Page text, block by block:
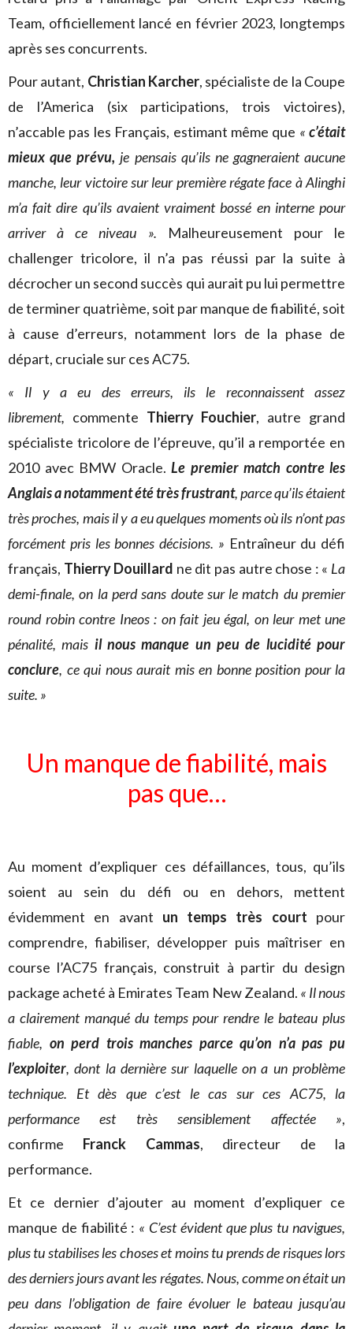
Team, officiellement lancé en février 2023, longtemps
après ses concurrents.
Pour autant, Christian Karcher, spécialiste de la Coupe
de l’America (six participations, trois victoires),
n’accable pas les Français, estimant même que « c’était
mieux que prévu, je pensais qu’ils ne gagneraient aucune
manche, leur victoire sur leur première régate face à Alinghi
m’a fait dire qu’ils avaient vraiment bossé en interne pour
arriver à ce niveau ».
Malheureusement pour le
challenger tricolore, il n’a pas réussi par la suite à
décrocher un second succès qui aurait pu lui permettre
de terminer quatrième, soit par manque de fiabilité, soit
à cause d’erreurs, notamment lors de la phase de
départ, cruciale sur ces AC75.
« Il y a eu des erreurs, ils le reconnaissent assez
librement, commente Thierry Fouchier, autre grand
spécialiste tricolore de l’épreuve, qu’il a remportée en
2010 avec BMW Oracle. Le premier match contre les
Anglais a notamment été très frustrant, parce qu’ils étaient
très proches, mais il y a eu quelques moments où ils n’ont pas
forcément pris les bonnes décisions. » Entraîneur du défi
français, Thierry Douillard ne dit pas autre chose : « La
demi-finale, on la perd sans doute sur le match du premier
round robin contre Ineos : on fait jeu égal, on leur met une
pénalité, mais il nous manque un peu de lucidité pour
conclure, ce qui nous aurait mis en bonne position pour la
suite. »
Un manque de fiabilité, mais
pas que…
Au moment d’expliquer ces défaillances, tous, qu’ils
soient au sein du défi ou en dehors, mettent
évidemment en avant un temps très court pour
comprendre, fiabiliser, développer puis maîtriser en
course l’AC75 français, construit à partir du design
package acheté à Emirates Team New Zealand. « Il nous
a clairement manqué du temps pour rendre le bateau plus
fiable, on perd trois manches parce qu’on n’a pas pu
l’exploiter, dont la dernière sur laquelle on a un problème
technique. Et dès que c’est le cas sur ces AC75, la
performance est très sensiblement affectée »,
confirme Franck Cammas, directeur de la
performance.
Et ce dernier d’ajouter au moment d’expliquer ce
manque de fiabilité : « C’est évident que plus tu navigues,
plus tu stabilises les choses et moins tu prends de risques lors
des derniers jours avant les régates. Nous, comme on était un
peu dans l’obligation de faire évoluer le bateau jusqu’au